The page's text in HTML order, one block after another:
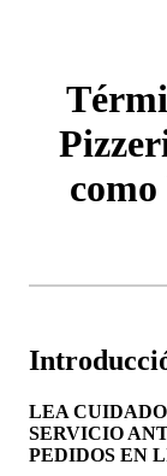
LEA
SERVICIO
PEDIDOS EN